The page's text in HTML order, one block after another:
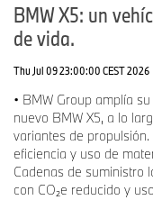
BMW X5: un
de vida.
Thu Jul 09 23:00:00 CEST 2026
• BMW Group amplía
nuevo BMW X5, a lo
variantes de
eficiencia y uso de
Cadenas de suministro
con CO₂e reducido y